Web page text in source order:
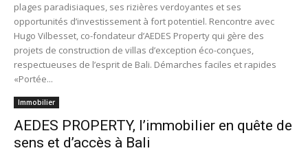
plages paradisiaques, ses rizières verdoyantes et ses
opportunités d’investissement à fort potentiel. Rencontre avec
Hugo Vilbesset, co-fondateur d’AEDES Property qui gère des
projets de construction de villas d’exception éco-conçues,
respectueuses de l’esprit de Bali. Démarches faciles et rapides
«Portée...
Immobilier
AEDES PROPERTY, l’immobilier en quête de
sens et d’accès à Bali